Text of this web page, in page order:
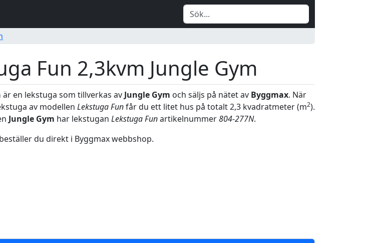
Fun 2,3kvm Jungle Gym
är en lekstuga som tillverkas av Jungle Gym och säljs på nätet av Byggmax. När
av modellen Lekstuga Funfår du ett litet hus på totalt 2,3 kvadratmeter (m2).
Jungle Gym har lekstugan Lekstuga Funartikelnummer804-277N.
du direkt i Byggmax webbshop.